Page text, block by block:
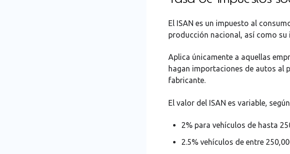
El ISAN es un impuesto al
producción nacional, así como
Aplica únicamente a aquellas
hagan importaciones de autos al
fabricante.
El valor del ISAN es variable,
2% para vehículos de hasta
2.5% vehículos de entre